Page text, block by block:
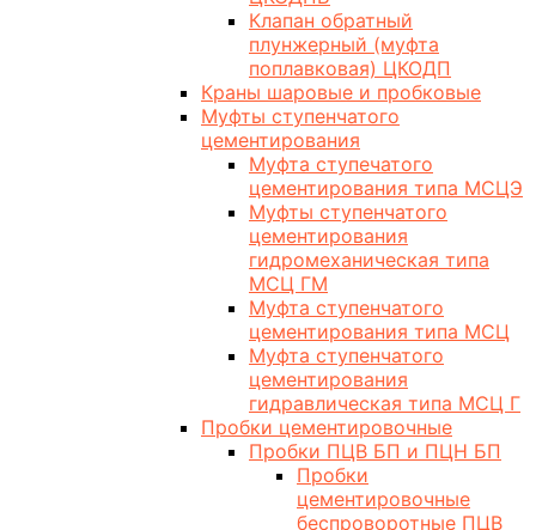
Клапан обратный
плунжерный (муфта
поплавковая) ЦКОДП
Краны шаровые и пробковые
Муфты ступенчатого
цементирования
Муфта ступечатого
цементирования типа МСЦЭ
Муфты ступенчатого
цементирования
гидромеханическая типа
МСЦ ГМ
Муфта ступенчатого
цементирования типа МСЦ
Муфта ступенчатого
цементирования
гидравлическая типа МСЦ Г
Пробки цементировочные
Пробки ПЦВ БП и ПЦН БП
Пробки
цементировочные
беспроворотные ПЦВ